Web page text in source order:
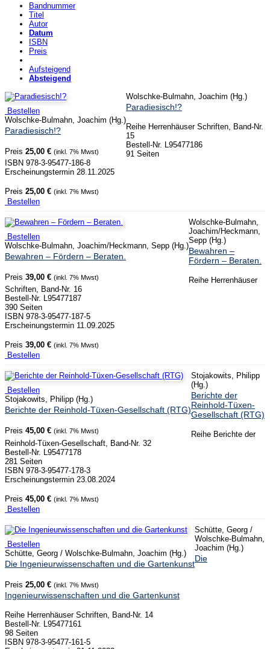
Bandnummer
Titel
Autor
Datum
ISBN
Preis
Aufsteigend
Absteigend
Bestellen
Wolschke-Bulmahn, Joachim (Hg.)
Paradiesisch!?
Preis 25,00 € (inkl. 7% Mwst)
Wolschke-Bulmahn, Joachim (Hg.)
Paradiesisch!?
Reihe Herrenhäuser Schriften, Band-Nr.
15
Bestell-Nr. L95477186
91 Seiten
ISBN 978-3-95477-186-8
Erscheinungstermin 28.11.2025
Preis 25,00 € (inkl. 7% Mwst)
Bestellen
Bestellen
Wolschke-Bulmahn, Joachim/Heckmann, Sepp (Hg.)
Bewahren – Fördern – Beraten.
Preis 39,00 € (inkl. 7% Mwst)
Wolschke-Bulmahn,
Joachim/Heckmann,
Sepp (Hg.)
Bewahren –
Fördern – Beraten.
Reihe Herrenhäuser
Schriften, Band-Nr. 16
Bestell-Nr. L95477187
390 Seiten
ISBN 978-3-95477-187-5
Erscheinungstermin 11.09.2025
Preis 39,00 € (inkl. 7% Mwst)
Bestellen
Bestellen
Stojakowits, Philipp (Hg.)
Berichte der Reinhold-Tüxen-Gesellschaft (RTG)
Preis 45,00 € (inkl. 7% Mwst)
Stojakowits, Philipp
(Hg.)
Berichte der
Reinhold-Tüxen-
Gesellschaft (RTG)
Reihe Berichte der
Reinhold-Tüxen-Gesellschaft, Band-Nr. 32
Bestell-Nr. L95477178
281 Seiten
ISBN 978-3-95477-178-3
Erscheinungstermin 23.08.2024
Preis 45,00 € (inkl. 7% Mwst)
Bestellen
Bestellen
Schütte, Georg / Wolschke-Bulmahn, Joachim (Hg.)
Die Ingenieurwissenschaften und die Gartenkunst
Preis 25,00 € (inkl. 7% Mwst)
Schütte, Georg /
Wolschke-Bulmahn,
Joachim (Hg.)
Die
Ingenieurwissenschaften und die Gartenkunst
Reihe Herrenhäuser Schriften, Band-Nr. 14
Bestell-Nr. L95477161
98 Seiten
ISBN 978-3-95477-161-5